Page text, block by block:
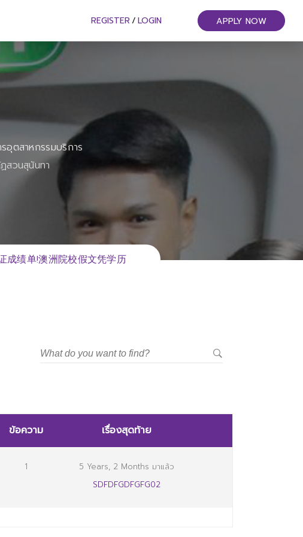
REGISTER / LOGIN APPLY NOW
อุตสาหกรรมบริการ
สวนสุนันทา
成绩单!澳洲院校假文凭学历
ข้อความ เรื่องสุดท้าย
1
5 Years, 2 Months มาแล้ว
SDFDFGDFGFG02